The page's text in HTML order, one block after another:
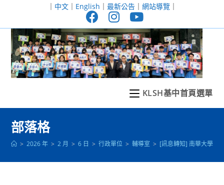
至
｜ 中文｜ English ｜ 最新公告｜ 網站導覽｜
KLSH基中首頁選單
部落格
> 2026 年 > 2 月 > 6 日 > 行政單位 > 輔導室 > [訊息轉知] 南華大學